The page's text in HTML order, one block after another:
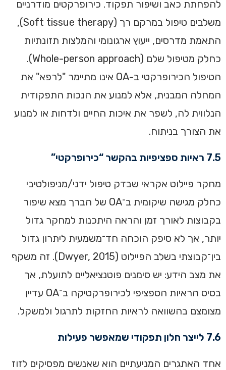
להפחתת כאב ושיפור תפקוד. כירופרקטים מודרניים
משלבים טיפול במרקם רך (Soft tissue therapy),
התאמת מדרסים, ייעוץ ארגונומי והמלצות תזונתיות
כחלק מטיפול שלם (Whole-person approach).
הטיפול הכירופרקטי ב-OA אינו מתיימר "לרפא" את
המחלה המבנית, אלא למנוע את הנכות התפקודית
הנלווית לה, לשפר את איכות החיים ולדחות או למנוע
את הצורך בניתוח.
7.5 ראיות ספציפיות בהקשר “כירופרקטי”
מחקר פיילוט אקראי שבדק טיפול ידני/מניפולטיבי
כחלק מגישה שיקומית ב־OA של הברך מצא שיפור
בקבוצות לאורך זמן והראה היתכנות למחקר גדול
יותר, אך לא סיפק הוכחה חד־משמעית ליתרון גדול
בין־קבוצתי בשלב הפיילוט (Dwyer, 2015). זה משקף
את מצב הידע: יש סימנים פוטנציאליים לתועלת, אך
בסיס הראיות הספציפי לכירופרקטיקה ב־OA עדיין
מצומצם בהשוואה לראיות החזקות לתרגול ולמשקל.
7.6 לייצר חלון תפקודי שמאפשר פעילות
אחד האתגרים המניעתיים הוא שאנשים מפסיקים לזוז